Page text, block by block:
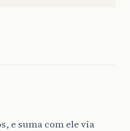
e suma com ele via